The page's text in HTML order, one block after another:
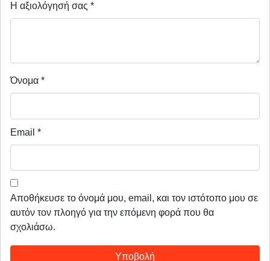
Η αξιολόγησή σας *
Όνομα *
Email *
Αποθήκευσε το όνομά μου, email, και τον ιστότοπο μου σε
αυτόν τον πλοηγό για την επόμενη φορά που θα
σχολιάσω.